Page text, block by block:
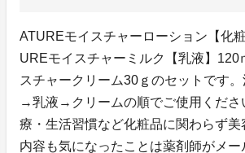
ATUREモイスチャーローション【化
UREモイスチャーミルク【乳液】120
スチャークリーム30ｇのセットです
→乳液→クリームの順でご使用くださ
療・生活習慣など化粧品に関わらず美
内容も気になったことは薬剤師がメー